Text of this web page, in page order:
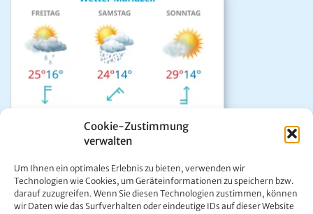
Cookie-Zustimmung
verwalten
Um Ihnen ein optimales Erlebnis zu bieten, verwenden wir
Technologien wie Cookies, um Geräteinformationen zu speichern bzw.
darauf zuzugreifen. Wenn Sie diesen Technologien zustimmen, können
wir Daten wie das Surfverhalten oder eindeutige IDs auf dieser Website
Das aktuelle Wetter in Mariazell
Unwetter Warnzentrale
Satellitenbild GeoSphere